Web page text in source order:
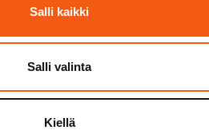
Salli kaikki
Salli valinta
Kiellä